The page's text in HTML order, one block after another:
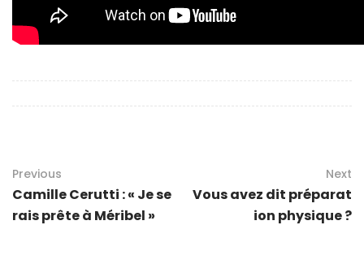
Previous
Camille Cerutti : « Je se
rais prête à Méribel »
Next
Vous avez dit préparat
ion physique ?